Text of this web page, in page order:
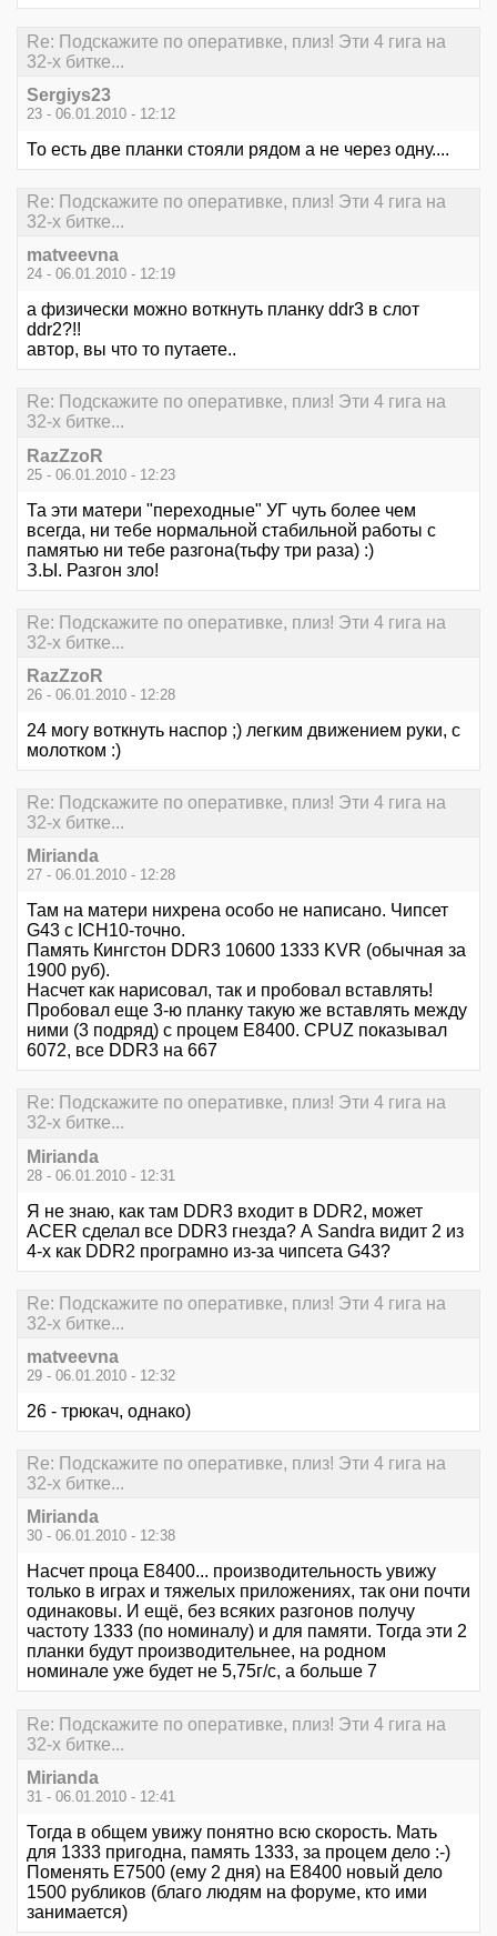
Re: Подскажите по оперативке, плиз! Эти 4 гига на
32-х битке...
Sergiys23
23 - 06.01.2010 - 12:12
То есть две планки стояли рядом а не через одну....
Re: Подскажите по оперативке, плиз! Эти 4 гига на
32-х битке...
matveevna
24 - 06.01.2010 - 12:19
а физически можно воткнуть планку ddr3 в слот
ddr2?!!
автор, вы что то путаете..
Re: Подскажите по оперативке, плиз! Эти 4 гига на
32-х битке...
RazZzoR
25 - 06.01.2010 - 12:23
Та эти матери "переходные" УГ чуть более чем
всегда, ни тебе нормальной стабильной работы с
памятью ни тебе разгона(тьфу три раза) :)
З.Ы. Разгон зло!
Re: Подскажите по оперативке, плиз! Эти 4 гига на
32-х битке...
RazZzoR
26 - 06.01.2010 - 12:28
24 могу воткнуть наспор ;) легким движением руки, с
молотком :)
Re: Подскажите по оперативке, плиз! Эти 4 гига на
32-х битке...
Mirianda
27 - 06.01.2010 - 12:28
Там на матери нихрена особо не написано. Чипсет
G43 c ICH10-точно.
Память Кингстон DDR3 10600 1333 KVR (обычная за
1900 руб).
Насчет как нарисовал, так и пробовал вставлять!
Пробовал еще 3-ю планку такую же вставлять между
ними (3 подряд) c процем Е8400. CPUZ показывал
6072, все DDR3 на 667
Re: Подскажите по оперативке, плиз! Эти 4 гига на
32-х битке...
Mirianda
28 - 06.01.2010 - 12:31
Я не знаю, как там DDR3 входит в DDR2, может
ACER сделал все DDR3 гнезда? А Sandra видит 2 из
4-х как DDR2 програмно из-за чипсета G43?
Re: Подскажите по оперативке, плиз! Эти 4 гига на
32-х битке...
matveevna
29 - 06.01.2010 - 12:32
26 - трюкач, однако)
Re: Подскажите по оперативке, плиз! Эти 4 гига на
32-х битке...
Mirianda
30 - 06.01.2010 - 12:38
Насчет проца Е8400... производительность увижу
только в играх и тяжелых приложениях, так они почти
одинаковы. И ещё, без всяких разгонов получу
частоту 1333 (по номиналу) и для памяти. Тогда эти 2
планки будут производительнее, на родном
номинале уже будет не 5,75г/с, а больше 7
Re: Подскажите по оперативке, плиз! Эти 4 гига на
32-х битке...
Mirianda
31 - 06.01.2010 - 12:41
Тогда в общем увижу понятно всю скорость. Мать
для 1333 пригодна, память 1333, за процем дело :-)
Поменять Е7500 (ему 2 дня) на Е8400 новый дело
1500 рубликов (благо людям на форуме, кто ими
занимается)